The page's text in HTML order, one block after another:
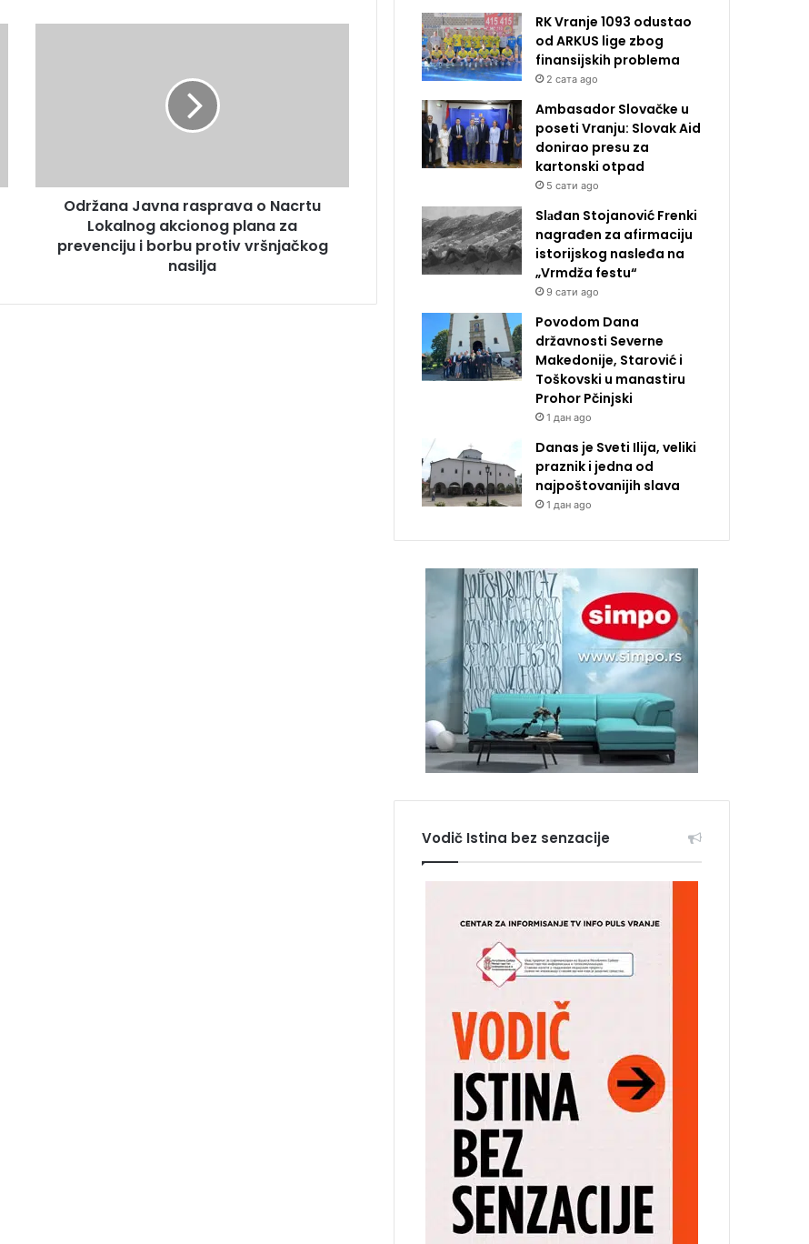
Održana Javna rasprava o Nacrtu
Lokalnog akcionog plana za
prevenciju i borbu protiv vršnjačkog
nasilja
RK Vranje 1093 odustao
od ARKUS lige zbog
finansijskih problema
2 сата ago
Ambasador Slovačke u
poseti Vranju: Slovak Aid
donirao presu za
kartonski otpad
5 сати ago
Slаđan Stojanović Frenki
nagrađen za afirmaciju
istorijskog nasleđa na
„Vrmdža festu“
9 сати ago
Povodom Dana
državnosti Severne
Makedonije, Starović i
Toškovski u manastiru
Prohor Pčinjski
1 дан ago
Danas je Sveti Ilija, veliki
praznik i jedna od
najpoštovanijih slava
1 дан ago
Vodič Istina bez senzacije